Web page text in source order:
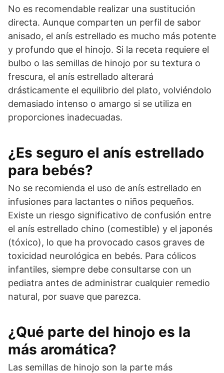
No es recomendable realizar una sustitución
directa. Aunque comparten un perfil de sabor
anisado, el anís estrellado es mucho más potente
y profundo que el hinojo. Si la receta requiere el
bulbo o las semillas de hinojo por su textura o
frescura, el anís estrellado alterará
drásticamente el equilibrio del plato, volviéndolo
demasiado intenso o amargo si se utiliza en
proporciones inadecuadas.
¿Es seguro el anís estrellado
para bebés?
No se recomienda el uso de anís estrellado en
infusiones para lactantes o niños pequeños.
Existe un riesgo significativo de confusión entre
el anís estrellado chino (comestible) y el japonés
(tóxico), lo que ha provocado casos graves de
toxicidad neurológica en bebés. Para cólicos
infantiles, siempre debe consultarse con un
pediatra antes de administrar cualquier remedio
natural, por suave que parezca.
¿Qué parte del hinojo es la
más aromática?
Las semillas de hinojo son la parte más